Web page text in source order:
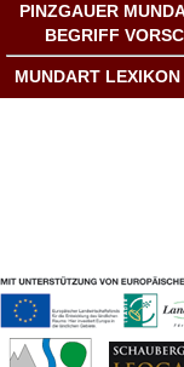
PINZGAUER
BEGRIFF
MUNDART